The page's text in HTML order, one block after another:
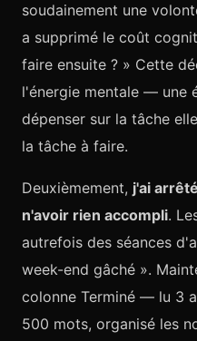
soudainement une
a supprimé le coût
faire ensuite ? » Cette
l'énergie mentale — une
dépenser sur la tâche
la tâche à faire.
Deuxièmement, j'ai
n'avoir rien accompli.
autrefois des séances
week-end gâché ».
colonne Terminé — lu 3
500 mots, organisé les